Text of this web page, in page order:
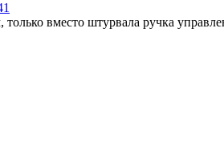
только вместо штурвала ручка